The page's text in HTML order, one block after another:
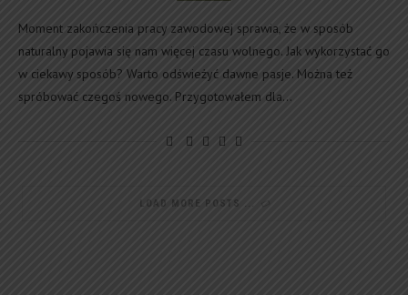
Moment zakończenia pracy zawodowej sprawia, że w sposób
naturalny pojawia się nam więcej czasu wolnego. Jak wykorzystać go
w ciekawy sposób? Warto odświeżyć dawne pasje. Można też
spróbować czegoś nowego. Przygotowałem dla…
LOAD MORE POSTS